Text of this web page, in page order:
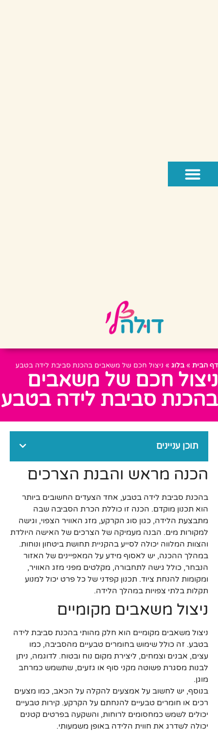
דף הבית » בלוג » ניצול חכם של משאבים בהכנת סביבת לידה בטבע
ניצול חכם של משאבים
בהכנת סביבת לידה בטבע
תוכן עניינים
הכנה מראש והבנת הצרכים
בהכנת סביבת לידה בטבע, אחד הצעדים החשובים ביותר
הוא תכנון מוקדם. הכנה זו כוללת הכרת הסביבה שבה
מתבצעת הלידה, כגון סוג הקרקע, מזג האוויר הצפוי, וגישה
למקורות מים. הבנה מעמיקה של הצרכים של האישה היולדת
והצוות המלווה יכולה לסייע בהקניית תחושת ביטחון ונוחות.
במהלך ההכנה, יש לאסוף מידע על המאפיינים של האזור
הנבחר, כולל גישה לתחבורה, מקלטים מפני מזג האוויר,
ומקומות להנחת ציוד. תכנון קפדני של כל פרט יכול למנוע
תקלות בלתי צפויות במהלך הלידה.
ניצול משאבים מקומיים
ניצול משאבים מקומיים הוא חלק מהותי בהכנת סביבת לידה
בטבע. זה כולל שימוש בחומרים טבעיים מהסביבה, כמו
עצים, אבנים וצמחים, ליצירת מקום נוח ובטוח. לדוגמה, ניתן
לבנות מסגרת פשוטה מקני סוף או גזעים, שתשמש כמרחב
מוגן.
בנוסף, יש לחשוב על אמצעים להקלה על הכאב, כמו מצעים
רכים או חומרים טבעיים להנחתם על הקרקע. קירות טבעיים
יכולים לשמש כמחסומים לרוחות, והשקעה בפרטים קטנים
יכולה לשדרג את חווית הלידה באופן משמעותי.